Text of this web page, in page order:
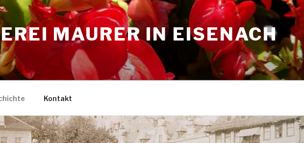
MAURER IN EISENACH
Kontakt